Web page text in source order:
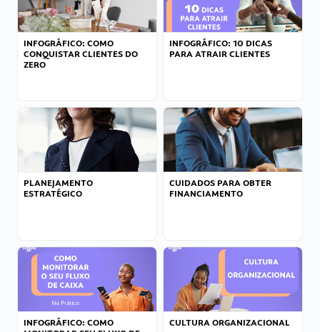
INFOGRÁFICO: COMO
CONQUISTAR CLIENTES DO
ZERO
INFOGRÁFICO: 10 DICAS
PARA ATRAIR CLIENTES
PLANEJAMENTO
ESTRATÉGICO
CUIDADOS PARA OBTER
FINANCIAMENTO
INFOGRÁFICO: COMO
CULTURA ORGANIZACIONAL